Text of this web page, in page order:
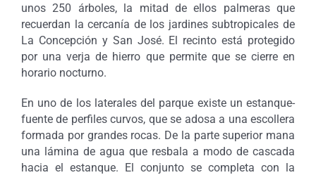
unos 250 árboles, la mitad de ellos palmeras que
recuerdan la cercanía de los jardines subtropicales de
La Concepción y San José. El recinto está protegido
por una verja de hierro que permite que se cierre en
horario nocturno.
En uno de los laterales del parque existe un estanque-
fuente de perfiles curvos, que se adosa a una escollera
formada por grandes rocas. De la parte superior mana
una lámina de agua que resbala a modo de cascada
hacia el estanque. El conjunto se completa con la